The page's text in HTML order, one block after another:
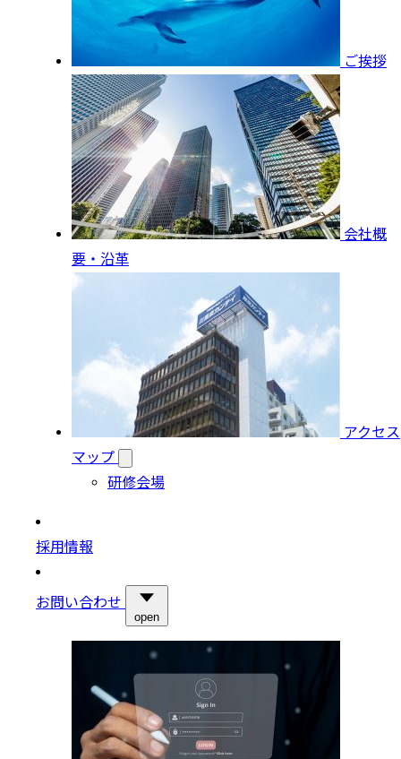
ご挨拶
会社概
要・沿革
アクセス
マップ
研修会場
採用情報
お問い合わせ
open